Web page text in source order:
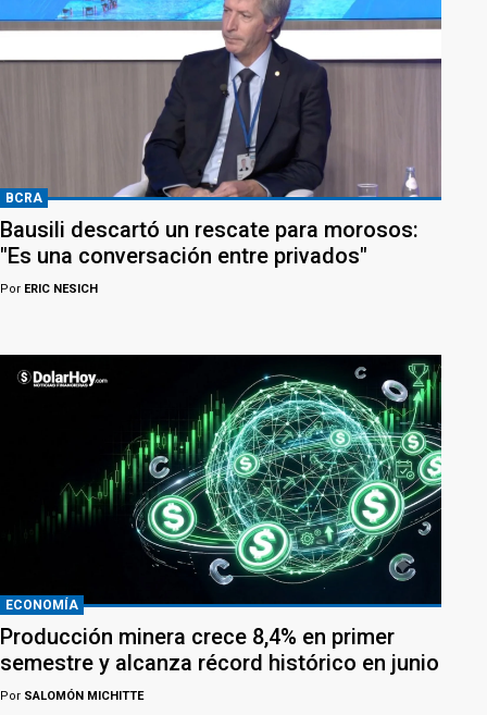
BCRA
Bausili descartó un rescate para morosos:
"Es una conversación entre privados"
Por ERIC NESICH
ECONOMÍA
Producción minera crece 8,4% en primer
semestre y alcanza récord histórico en junio
Por SALOMÓN MICHITTE